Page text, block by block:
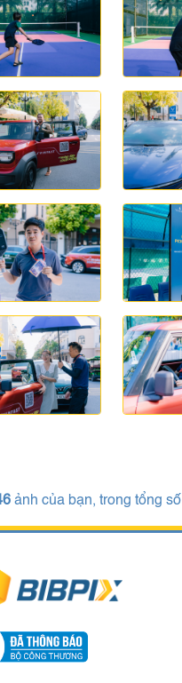
ảnh của bạn, trong tổng số